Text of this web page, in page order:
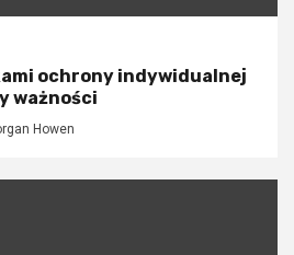
ochrony indywidualnej
ważności
Howen